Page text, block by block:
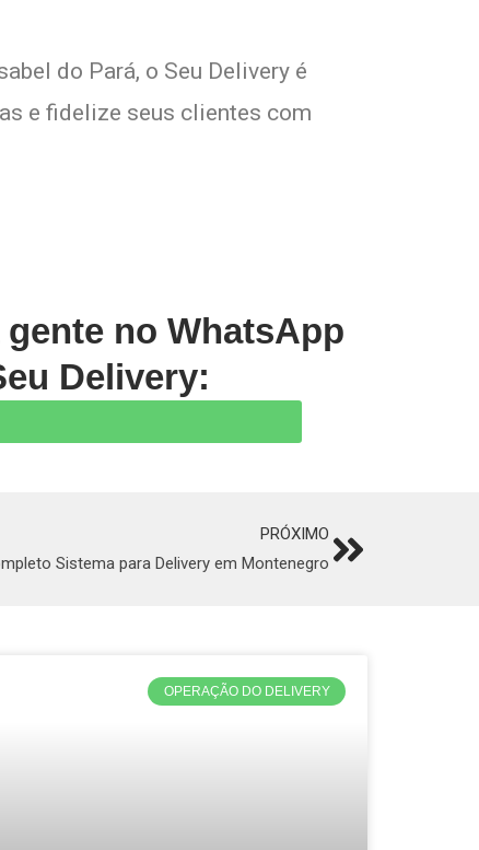
do Pará, o Seu Delivery é
e fidelize seus clientes com
no WhatsApp
Delivery:
PRÓXIMO
Sistema para Delivery em Montenegro Next
OPERAÇÃO DO DELIVERY